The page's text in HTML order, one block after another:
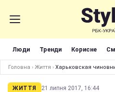
Люди Тренди Корисне
Головна › Життя › Харьковская
ЖИТТЯ 21 липня 2017, 16:44